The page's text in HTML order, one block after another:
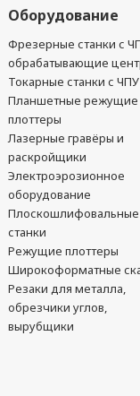
Оборудование
Фрезерные станки с
обрабатывающие
Токарные станки с ЧПУ
Планшетные режущие
плоттеры
Лазерные гравёры и
раскройщики
Электроэрозионное
оборудование
Плоскошлифовальные
станки
Режущие плоттеры
Широкоформатные
Резаки для металла,
обрезчики углов,
вырубщики